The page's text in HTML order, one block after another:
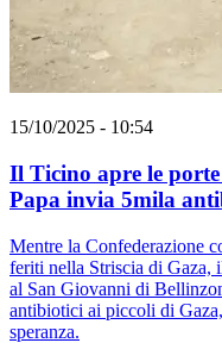
15/10/2025 - 10:54
Il Ticino apre le
Papa invia 5mila
Mentre la Confederazione
feriti nella Striscia di Gaza,
al San Giovanni di
antibiotici ai piccoli di
speranza.